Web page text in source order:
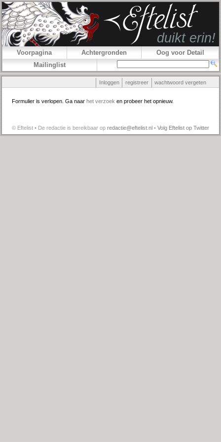
Voorpagina Achtergronden
Oog voor Detail
Mailinglist
Inloggen registreer wachtwoord vergeten
Formulier is verlopen. Ga naar het verzoek en probeer het opnieuw.
© Eftelist • De redactie is bereikbaar op redactie@eftelist.nl • Volg Eftelist op Twitter